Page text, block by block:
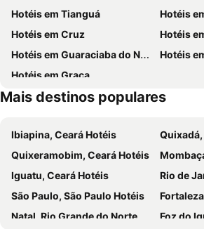
Hotéis em Tianguá
Hotéis
Hotéis em Cruz
Hotéis
Hotéis em Guaraciaba do Norte
Hotéis
Hotéis em Graça
Mais destinos populares
Ibiapina, Ceará Hotéis
Quixeramobim, Ceará Hotéis
Iguatu, Ceará Hotéis
Rio de
São Paulo, São Paulo Hotéis
Natal, Rio Grande do Norte Hotéis
Foz do